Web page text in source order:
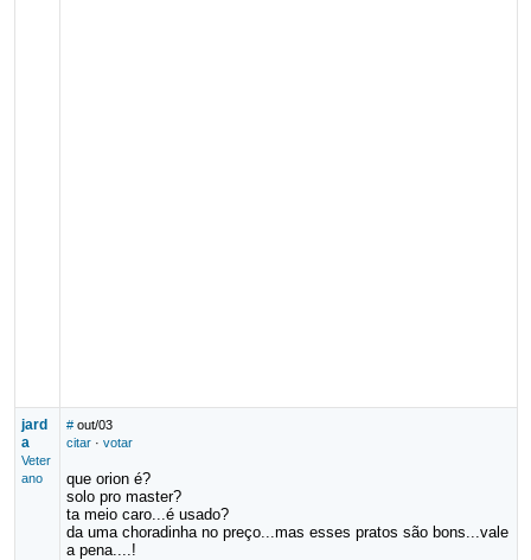
jard
a
Veter
ano
# out/03
citar· votar
que orion é?
solo pro master?
ta meio caro...é usado?
da uma choradinha no preço...mas esses pratos são bons...vale
a pena....!